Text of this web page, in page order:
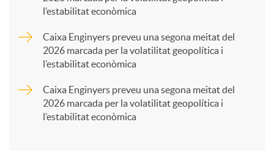
l’estabilitat econòmica
Caixa Enginyers preveu una segona meitat del
2026 marcada per la volatilitat geopolítica i
l’estabilitat econòmica
Caixa Enginyers preveu una segona meitat del
2026 marcada per la volatilitat geopolítica i
l’estabilitat econòmica